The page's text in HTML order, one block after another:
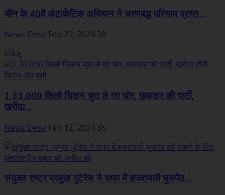
चीन के 40वें अंटार्कटिक अभियान ने चरणबद्ध परिणाम प्राप्त...
News Desk Feb 22, 2024 39
1,33,000 किलो चिकन चुरा ले गए चोर, छककर की पार्टी,
खरीदा...
News Desk Feb 12, 2024 35
संयुक्त राष्ट्र प्रमुख गुटेरेस ने राफा में इजरायली घुसपैठ...